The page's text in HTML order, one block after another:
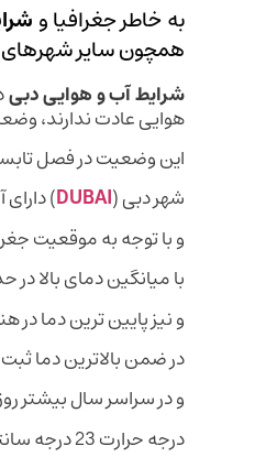
به خاطر جغرافیا و
همچون سایر
شرایط آب و هوایی دبی
هوایی عادت ندارند،
این وضعیت در فصل
شهر دبی (DUBAI
)
و با توجه به موقعیت
با میانگین دمای بالا در حدود 41 درجه سانتیگراد ( 106 درجه
و نیز پایین ترین دما در هنگام شب در حدود 30 درجه
در ضمن بالاترین دما ثبت شده در دبی در سال 2002
و در سراسر سال بیشتر
درجه حرارت 23 درجه سانتیگراد و پایین ترین در هنگام شب 14 درجه سانتیگراد ( 57 درجه فارنهایت ) را دارد ؛